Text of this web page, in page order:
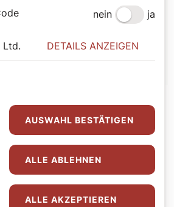
Redaktion
Shops
nein ja
Ltd. DETAILS ANZEIGEN
AUSWAHL BESTÄTIGEN
ALLE ABLEHNEN
ALLE AKZEPTIEREN